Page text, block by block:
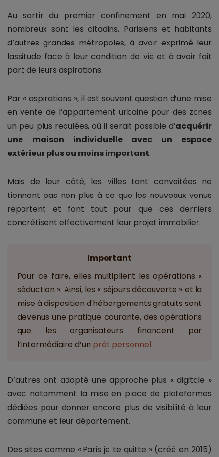
Au sortir du premier confinement en mai 2020,
nombreux sont les citadins, Parisiens et habitants
d’autres grandes métropoles, à avoir exprimé leur
lassitude face à leur condition de vie et à avoir fait
part de leurs aspirations.
Par « aspirations », il est souvent question d’une mise
en vente de l’appartement urbaine pour des zones
un peu plus reculées, où il serait possible d’acquérir
une maison individuelle avec un espace
extérieur plus ou moins important.
Mais de leur côté, les villes tant convoitées ne
tiennent pas non plus à ce que les nouveaux venus
repartent et font tout pour que ces derniers
concrétisent effectivement leur projet immobilier.
Important
Pour ce faire, elles multiplient les opérations «
séduction ». Ainsi, les « séjours découverte » et la
mise à disposition d'hébergements gratuits sont
devenus une pratique courante, des opérations
que les organisateurs financent par
l’intermédiaire d’un prêt personnel.
D’autres ont adopté une approche plus « digitale »
avec notamment la mise en place de plateformes
dédiées pour donner encore plus de visibilité à leur
commune et leur département.
Des sites comme « Paris je te quitte » (créé en 2015)